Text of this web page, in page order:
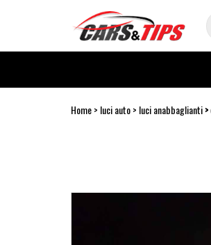
principale
Home luci auto luci anabbaglianti